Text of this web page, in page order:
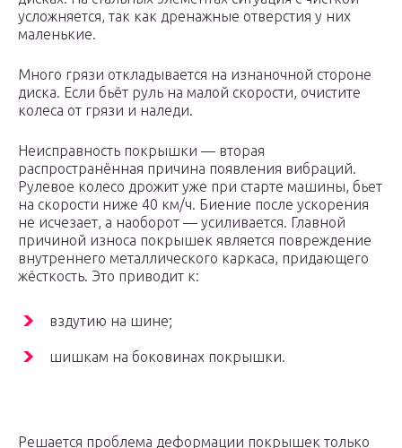
усложняется, так как дренажные отверстия у них
маленькие.
Много грязи откладывается на изнаночной стороне
диска. Если бьёт руль на малой скорости, очистите
колеса от грязи и наледи.
Неисправность покрышки — вторая
распространённая причина появления вибраций.
Рулевое колесо дрожит уже при старте машины, бьет
на скорости ниже 40 км/ч. Биение после ускорения
не исчезает, а наоборот — усиливается. Главной
причиной износа покрышек является повреждение
внутреннего металлического каркаса, придающего
жёсткость. Это приводит к:
вздутию на шине;
шишкам на боковинах покрышки.
Решается проблема деформации покрышек только